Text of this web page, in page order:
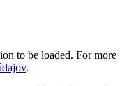
to be loaded. For more
.